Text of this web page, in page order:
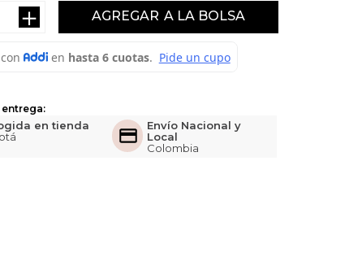
AGREGAR
＋
en tienda
Envío Nacional y
Local
Colombia